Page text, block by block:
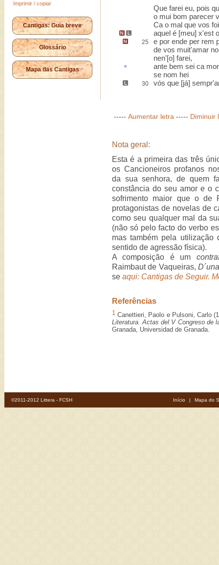
Imprimir / copiar
Cantigas: Guia breve
Glossário
Mapa das Cantigas
Que farei eu, pois
o mui bom parecer
Ca o mal que vos
aquel é [meu] x'est
25
e por ende per rem
de vos muit'amar
nen'[o] farei,
ante bem sei ca
se nom hei
30 vós que [já]
----- Aumentar letra ----- Diminuir
Nota geral:
Esta é a primeira das três
os Cancioneiros profanos
da sua senhora, de quem
constância do seu amor e o
sofrimento maior que o de
protagonistas de novelas de
como seu qualquer mal da
(não só pelo facto do verbo
mas também pela
sentido de agressão física).
A composição é um
Raimbaut de Vaqueiras,
se aqui: Cantigas de Seguir.
Referências
1 Canettieri, Paolo e Pulsoni, Carlo
Literatura. Actas del V Congreso de
Granada, Universidad de Granada.
©2011-2012 Littera - FCSH Início | Mapa do